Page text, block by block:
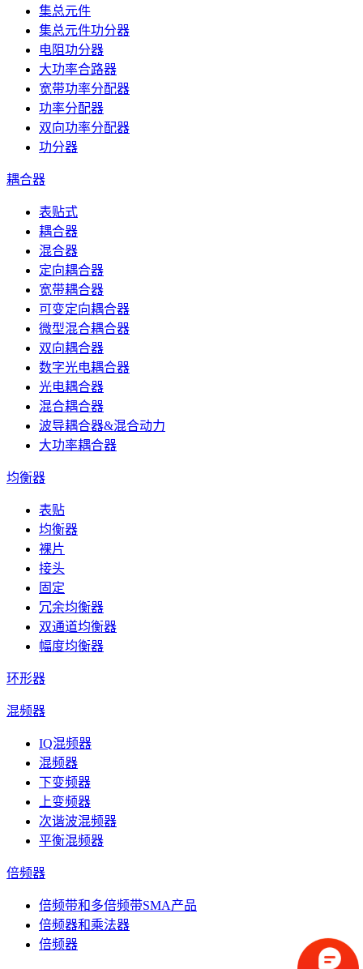
集总元件
集总元件功分器
电阻功分器
大功率合路器
宽带功率分配器
功率分配器
双向功率分配器
功分器
耦合器
表贴式
耦合器
混合器
定向耦合器
宽带耦合器
可变定向耦合器
微型混合耦合器
双向耦合器
数字光电耦合器
光电耦合器
混合耦合器
波导耦合器&混合动力
大功率耦合器
均衡器
表贴
均衡器
裸片
接头
固定
冗余均衡器
双通道均衡器
幅度均衡器
环形器
混频器
IQ混频器
混频器
下变频器
上变频器
次谐波混频器
平衡混频器
倍频器
倍频带和多倍频带SMA产品
倍频器和乘法器
倍频器